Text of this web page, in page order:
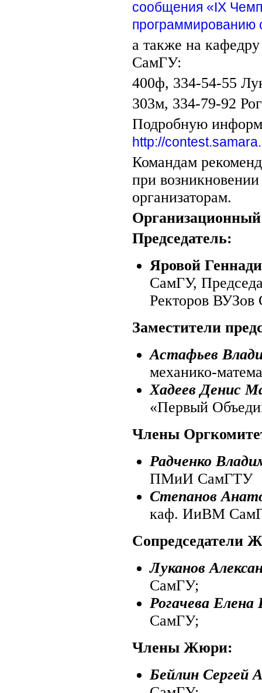
сообщения «IX
программированию
а также на
СамГУ:
400ф, 334-54-55
303м, 334-79-92
Подробную
http://
Командам
при
организаторам.
Председатель:
Яровой
СамГУ,
Ректоров ВУЗов
Заместители
Астафьев
механико-
Хадеев Денис
«Первый
Члены
Радченко
ПМиИ СамГТУ
Степанов
каф. ИиВМ
Сопредседатели
Луканов
СамГУ;
Рогачева Елена
СамГУ;
Члены Жюри:
Бейлин Сергей